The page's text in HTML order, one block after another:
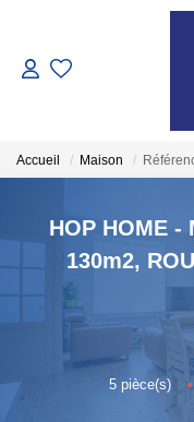
Nos
Accueil Maison
HOP HOME
130m2,
5pièce(s) •